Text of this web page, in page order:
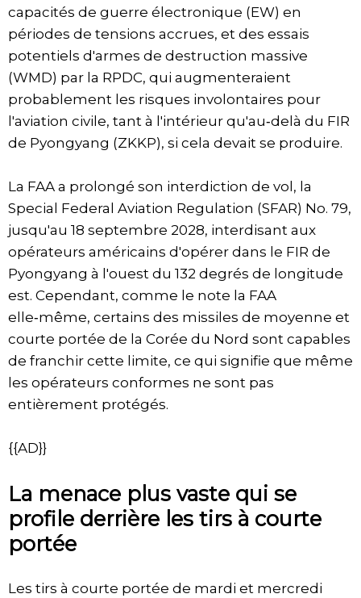
capacités de guerre électronique (EW) en
périodes de tensions accrues, et des essais
potentiels d'armes de destruction massive
(WMD) par la RPDC, qui augmenteraient
probablement les risques involontaires pour
l'aviation civile, tant à l'intérieur qu'au‑delà du FIR
de Pyongyang (ZKKP), si cela devait se produire.
La FAA a prolongé son interdiction de vol, la
Special Federal Aviation Regulation (SFAR) No. 79,
jusqu'au 18 septembre 2028, interdisant aux
opérateurs américains d'opérer dans le FIR de
Pyongyang à l'ouest du 132 degrés de longitude
est. Cependant, comme le note la FAA
elle‑même, certains des missiles de moyenne et
courte portée de la Corée du Nord sont capables
de franchir cette limite, ce qui signifie que même
les opérateurs conformes ne sont pas
entièrement protégés.
{{AD}}
La menace plus vaste qui se
profile derrière les tirs à courte
portée
Les tirs à courte portée de mardi et mercredi